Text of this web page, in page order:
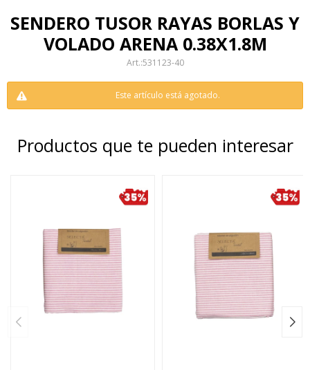
SENDERO TUSOR RAYAS BORLAS Y
VOLADO ARENA 0.38X1.8M
531123-40
Este artículo está agotado.
Productos que te pueden interesar